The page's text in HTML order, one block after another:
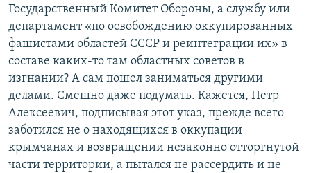
Государственный Комитет Обороны, а службу или
департамент «по освобождению оккупированных
фашистами областей СССР и реинтеграции их» в
составе каких-то там областных советов в
изгнании? А сам пошел заниматься другими
делами. Смешно даже подумать. Кажется, Петр
Алексеевич, подписывая этот указ, прежде всего
заботился не о находящихся в оккупации
крымчанах и возвращении незаконно отторгнутой
части территории, а пытался не рассердить и не